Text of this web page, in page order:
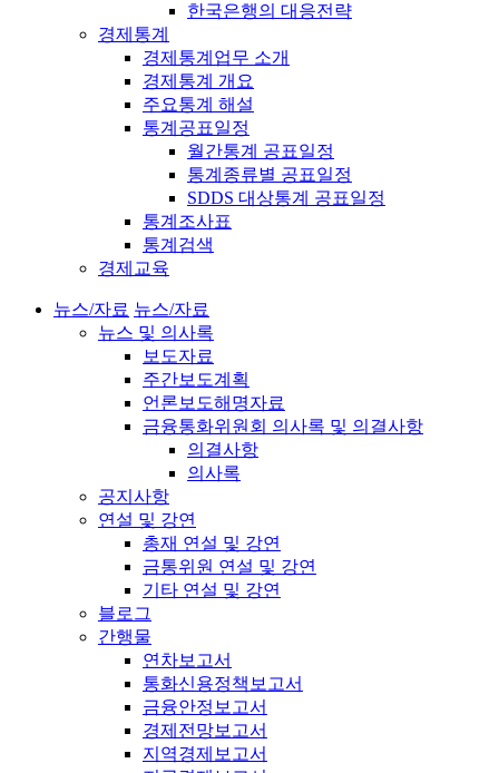
한국은행의 대응전략
경제통계
경제통계업무 소개
경제통계 개요
주요통계 해설
통계공표일정
월간통계 공표일정
통계종류별 공표일정
SDDS 대상통계 공표일정
통계조사표
통계검색
경제교육
뉴스/자료 뉴스/자료
뉴스 및 의사록
보도자료
주간보도계획
언론보도해명자료
금융통화위원회 의사록 및 의결사항
의결사항
의사록
공지사항
연설 및 강연
총재 연설 및 강연
금통위원 연설 및 강연
기타 연설 및 강연
블로그
간행물
연차보고서
통화신용정책보고서
금융안정보고서
경제전망보고서
지역경제보고서